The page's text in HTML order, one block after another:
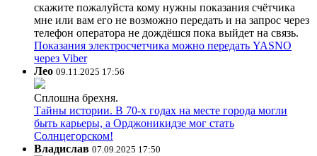
скажите пожалуйста кому нужны показания счётчика
мне или вам его не возможно передать и на запрос через
телефон оператора не дождёшся пока выйдет на связь.
Показания электросчетчика можно передать YASNO
через Viber
Лео 09.11.2025 17:56
Сплошна брехня.
Тайны истории. В 70-х годах на месте города могли
быть карьеры, а Орджоникидзе мог стать
Солнцегорском!
Владислав 07.09.2025 17:50